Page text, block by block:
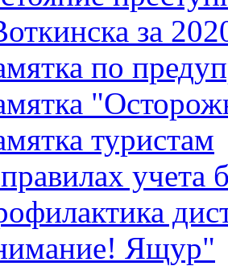
за
по
туристам
учета
Ящур"